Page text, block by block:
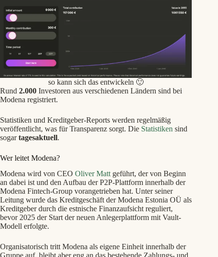
so kann sich das entwickeln 🙂
Rund 2.000 Investoren aus verschiedenen Ländern sind bei
Modena registriert.
Statistiken und Kreditgeber-Reports werden regelmäßig
veröffentlicht, was für Transparenz sorgt. Die Statistiken sind
sogartagesaktuell.
Wer leitet Modena?
Modena wird von CEO Oliver Mattgeführt, der von Beginn
an dabei ist und den Aufbau der P2P-Plattform innerhalb der
Modena Fintech-Group vorangetrieben hat. Unter seiner
Leitung wurde das Kreditgeschäft der Modena Estonia OÜ als
Kreditgeber durch die estnische Finanzaufsicht reguliert,
bevor 2025 der Start der neuen Anlegerplattform mit Vault-
Modell erfolgte.
Organisatorisch tritt Modena als eigene Einheit innerhalb der